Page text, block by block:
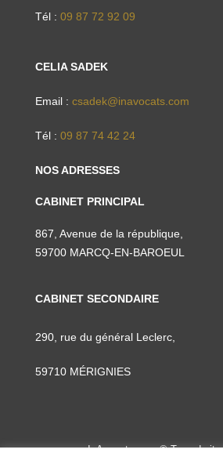
Tél : 09 87 72 92 09
CELIA SADEK
Email : csadek@inavocats.com
Tél : 09 87 74 42 24
NOS ADRESSES
CABINET PRINCIPAL
867, Avenue de la république,
59700 MARCQ-EN-BAROEUL
CABINET SECONDAIRE
290, rue du général Leclerc,
59710 MÉRIGNIES
InAvocats.com © Tous droits